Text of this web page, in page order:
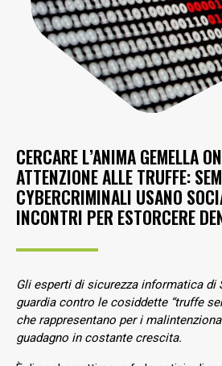
CERCARE L’ANIMA GEMELLA
ATTENZIONE ALLE TRUFFE:
CYBERCRIMINALI USANO
INCONTRI PER ESTORCERE
Gli esperti di sicurezza informatica di
guardia contro le cosiddette “truffe
che rappresentano per i
guadagno in costante crescita.